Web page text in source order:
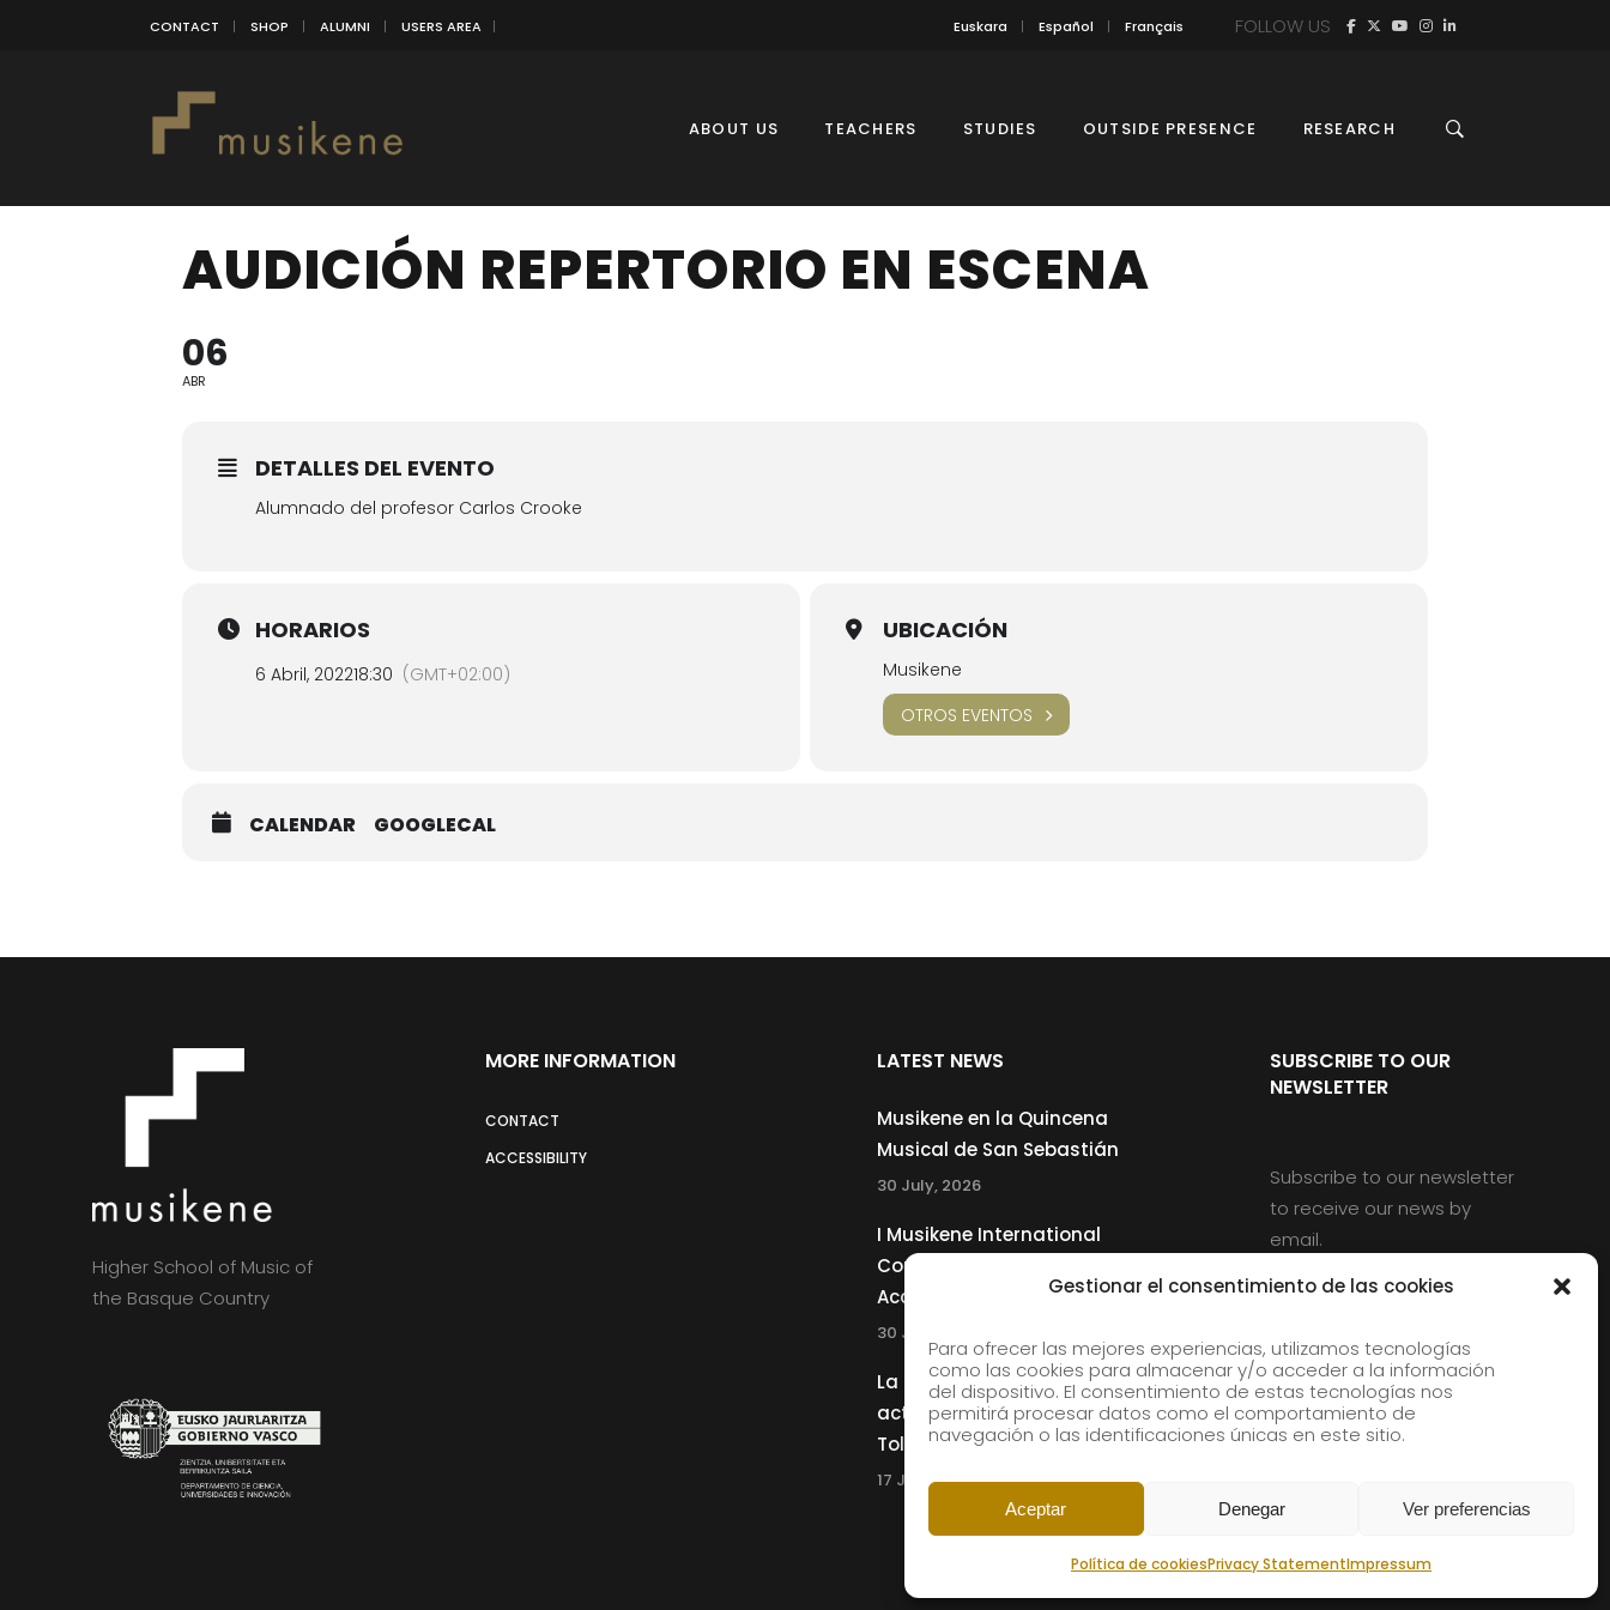
Gestionar el consentimiento de las cookies
Para ofrecer las mejores experiencias, utilizamos tecnologías
como las cookies para almacenar y/o acceder a la información
del dispositivo. El consentimiento de estas tecnologías nos
permitirá procesar datos como el comportamiento de
navegación o las identificaciones únicas en este sitio.
Aceptar Denegar Ver preferencias
Política de cookiesPrivacy StatementImpressum
CONTACT SHOP ALUMNI USERS AREA Euskara Español Français FOLLOW US
ABOUT US TEACHERS STUDIES OUTSIDE PRESENCE RESEARCH
AUDICIÓN REPERTORIO EN ESCENA
06
ABR
DETALLES DEL EVENTO
Alumnado del profesor Carlos Crooke
HORARIOS
6 Abril, 202218:30 (GMT+02:00)
UBICACIÓN
Musikene
OTROS EVENTOS
CALENDAR GOOGLECAL
Higher School of Music of
the Basque Country
MORE INFORMATION
CONTACT
ACCESSIBILITY
LATEST NEWS
Musikene en la Quincena
Musical de San Sebastián
30 July, 2026
I Musikene International
Competition for Young
Accordionists
30 July, 2026
La Musikene Big Band
actuará junto a Charles
Tolliver en el 61 Jazzaldia
17 July, 2026
SUBSCRIBE TO OUR
NEWSLETTER
Subscribe to our newsletter
to receive our news by
email.